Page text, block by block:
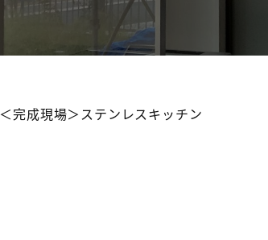
＜完成現場＞ステンレスキッチン